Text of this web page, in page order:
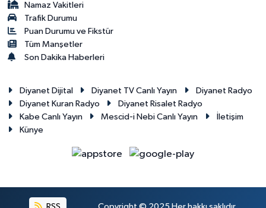
Namaz Vakitleri
Trafik Durumu
Puan Durumu ve Fikstür
Tüm Manşetler
Son Dakika Haberleri
Diyanet Dijital Diyanet TV Canlı Yayın
Diyanet Radyo
Diyanet Kuran Radyo
Diyanet Risalet Radyo
Kabe Canlı Yayın
Mescid-i Nebi Canlı Yayın
İletişim
Künye
Hatay Müftülüğü
Iğdır Müftülüğü
İstanbul Müftülüğü
İzmir Müftülüğü